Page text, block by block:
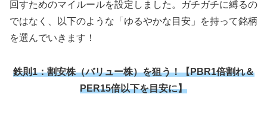
回すためのマイルールを設定しました。ガチガチに縛るの
ではなく、以下のような「ゆるやかな目安」を持って銘柄
を選んでいきます！
鉄則1：割安株（バリュー株）を狙う！【PBR1倍割れ＆
PER15倍以下を目安に】